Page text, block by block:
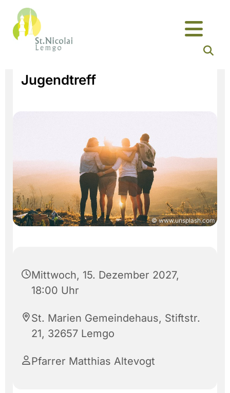
Jugendtreff
© www.unsplash.com
Mittwoch, 15. Dezember 2027,
18:00 Uhr
St. Marien Gemeindehaus, Stiftstr.
21, 32657 Lemgo
Pfarrer Matthias Altevogt